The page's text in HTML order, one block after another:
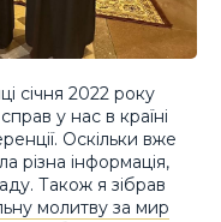
січня 2022 року
у нас в країні
Оскільки вже
різна інформація,
Також я зібрав
молитву за мир